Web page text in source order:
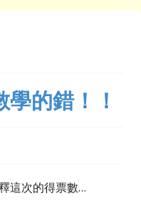
的錯！！
這次的得票數…